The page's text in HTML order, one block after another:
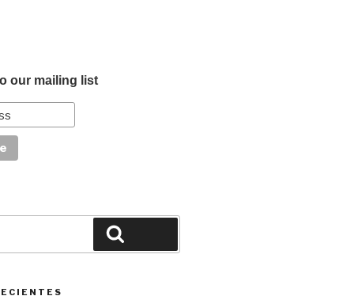
our mailing list